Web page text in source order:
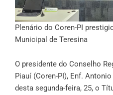
Plenário do Coren-PI
Municipal de Teresina
O presidente do Conselho
Piauí (Coren-PI), Enf.
desta segunda-feira, 25, o